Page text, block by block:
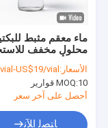
اتصل بنا
اطلب اقتباس
ماء معقم مثبط
محلول مخفف
في الأبحاث العلمية
الأسعار: vial-US$19/vial
MOQ:10 قوارير
أحصل على آخر سعر
ﺎﺘﺼﻟ ﺍﻶﻧ